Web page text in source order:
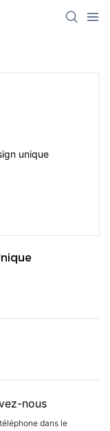
nous
dans le